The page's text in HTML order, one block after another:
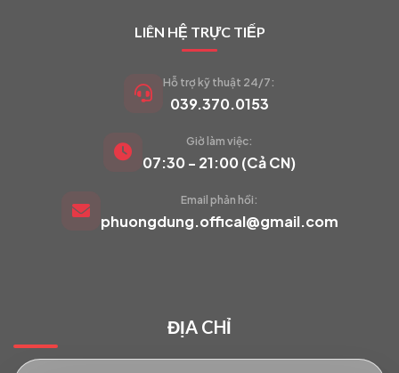
VIETCAM.VN
Đang trực tuyến
LIÊN HỆ TRỰC TIẾP
Hỗ trợ kỹ thuật 24/7:
039.370.0153
Giờ làm việc:
07:30 - 21:00 (Cả CN)
Email phản hồi:
phuongdung.offical@gmail.com
ĐỊA CHỈ